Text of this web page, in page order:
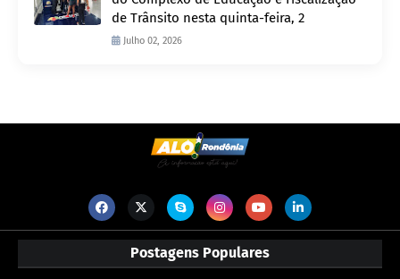
de Trânsito nesta quinta-feira, 2
Julho 02, 2026
Postagens Populares